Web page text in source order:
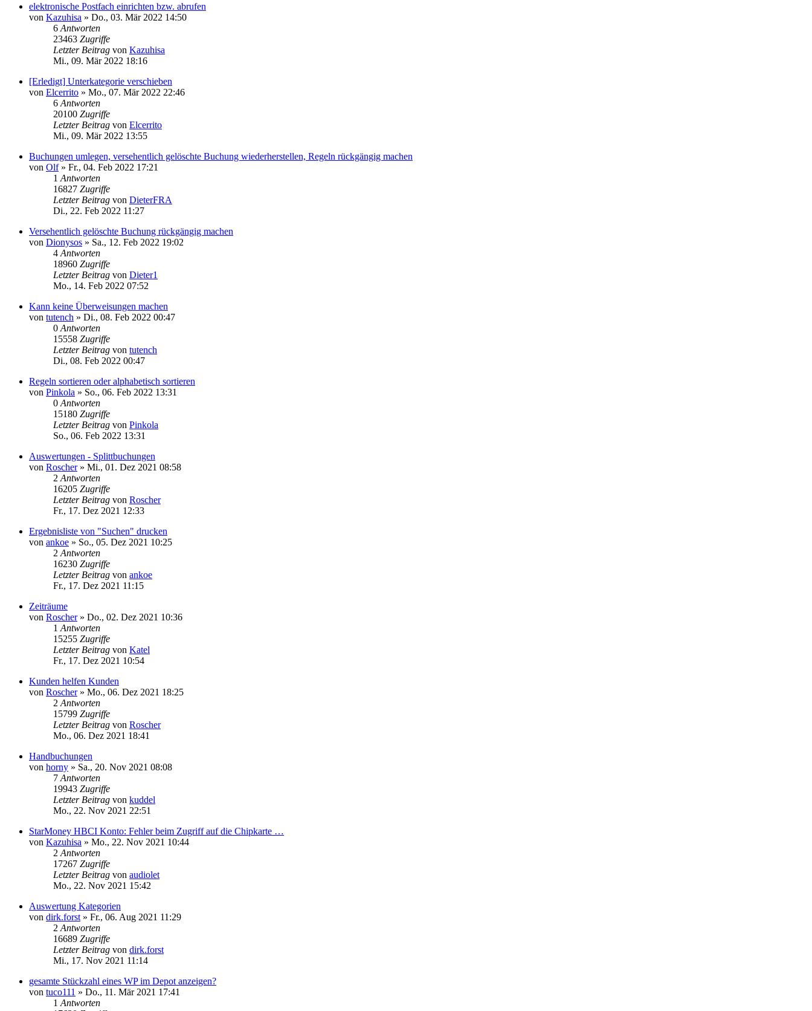
elektronische Postfach einrichten bzw. abrufen
von Kazuhisa » Do., 03. Mär 2022 14:50
6 Antworten
23463 Zugriffe
Letzter Beitrag von Kazuhisa
Mi., 09. Mär 2022 18:16
[Erledigt] Unterkategorie verschieben
von Elcerrito » Mo., 07. Mär 2022 22:46
6 Antworten
20100 Zugriffe
Letzter Beitrag von Elcerrito
Mi., 09. Mär 2022 13:55
Buchungen umlegen, versehentlich gelöschte Buchung wiederherstellen, Regeln rückgängig machen
von Olf» Fr., 04. Feb 2022 17:21
1 Antworten
16827 Zugriffe
Letzter Beitrag von DieterFRA
Di., 22. Feb 2022 11:27
Versehentlich gelöschte Buchung rückgängig machen
von Dionysos » Sa., 12. Feb 2022 19:02
4 Antworten
18960 Zugriffe
Letzter Beitrag von Dieter1
Mo., 14. Feb 2022 07:52
Kann keine Überweisungen machen
von tutench » Di., 08. Feb 2022 00:47
0 Antworten
15558 Zugriffe
Letzter Beitrag von tutench
Di., 08. Feb 2022 00:47
Regeln sortieren oder alphabetisch sortieren
von Pinkola » So., 06. Feb 2022 13:31
0 Antworten
15180 Zugriffe
Letzter Beitrag von Pinkola
So., 06. Feb 2022 13:31
Auswertungen - Splittbuchungen
von Roscher» Mi., 01. Dez 2021 08:58
2 Antworten
16205 Zugriffe
Letzter Beitrag von Roscher
Fr., 17. Dez 2021 12:33
Ergebnisliste von "Suchen" drucken
von ankoe » So., 05. Dez 2021 10:25
2 Antworten
16230 Zugriffe
Letzter Beitrag von ankoe
Fr., 17. Dez 2021 11:15
Zeiträume
von Roscher» Do., 02. Dez 2021 10:36
1 Antworten
15255 Zugriffe
Letzter Beitrag von Katel
Fr., 17. Dez 2021 10:54
Kunden helfen Kunden
von Roscher» Mo., 06. Dez 2021 18:25
2 Antworten
15799 Zugriffe
Letzter Beitrag von Roscher
Mo., 06. Dez 2021 18:41
Handbuchungen
von horny » Sa., 20. Nov 2021 08:08
7 Antworten
19943 Zugriffe
Letzter Beitrag von kuddel
Mo., 22. Nov 2021 22:51
StarMoney HBCI Konto: Fehler beim Zugriff auf die Chipkarte …
von Kazuhisa » Mo., 22. Nov 2021 10:44
2 Antworten
17267 Zugriffe
Letzter Beitrag von audiolet
Mo., 22. Nov 2021 15:42
Auswertung Kategorien
von dirk.forst » Fr., 06. Aug 2021 11:29
2 Antworten
16689 Zugriffe
Letzter Beitrag von dirk.forst
Mi., 17. Nov 2021 11:14
gesamte Stückzahl eines WP im Depot anzeigen?
von tuco111 » Do., 11. Mär 2021 17:41
1 Antworten